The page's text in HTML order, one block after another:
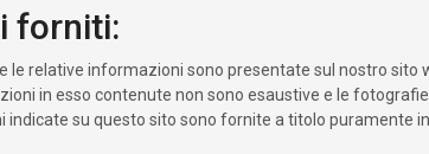
forniti:
le relative informazioni sono presentate sul nostro sito
in esso contenute non sono esaustive e le
su questo sito sono fornite a titolo puramente